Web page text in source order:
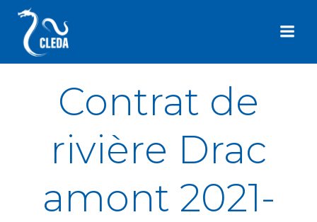
Contrat de
rivière Drac
amont 2021-